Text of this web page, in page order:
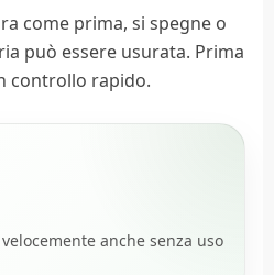
come prima, si spegne o
può essere usurata. Prima
controllo rapido.
anche senza uso